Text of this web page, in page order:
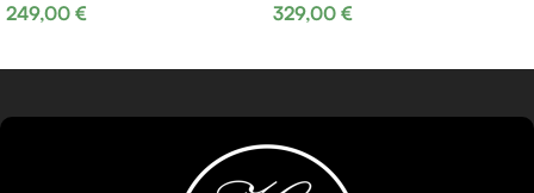
249,00 € 329,00 €